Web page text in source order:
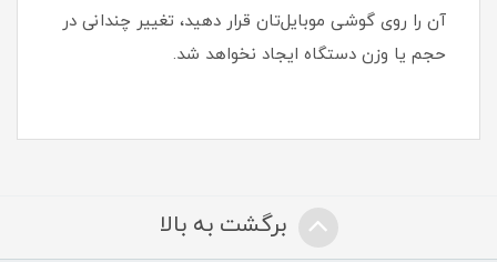
آن را روی گوشی موبایل‌تان قرار دهید، تغییر چندانی در
حجم یا وزن دستگاه ایجاد نخواهد شد‏.
برگشت به بالا